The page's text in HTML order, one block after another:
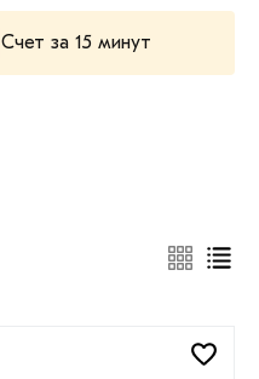
Счет за 15 минут